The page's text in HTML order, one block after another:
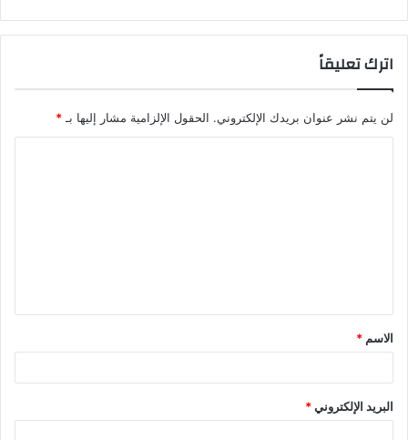
اترك تعليقاً
لن يتم نشر عنوان بريدك الإلكتروني. الحقول الإلزامية مشار إليها بـ *
ق
*
الاسم *
البريد الإلكتروني*